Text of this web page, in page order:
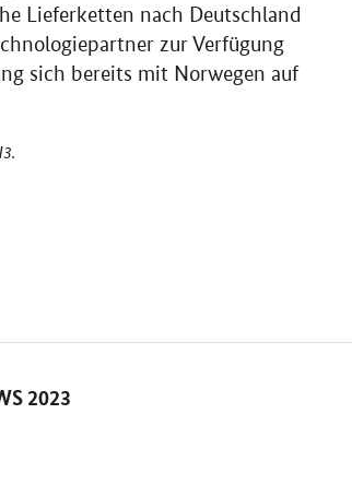
Lieferketten nach Deutschland
zur Verfügung
sich bereits mit Norwegen auf
2023